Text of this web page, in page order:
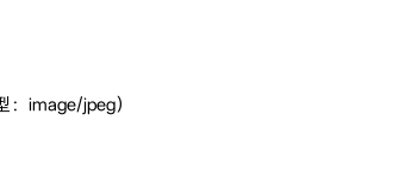
：image/jpeg）